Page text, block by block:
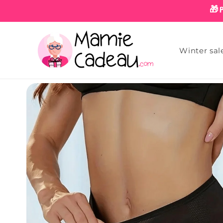
Winter
Skip to
product
information